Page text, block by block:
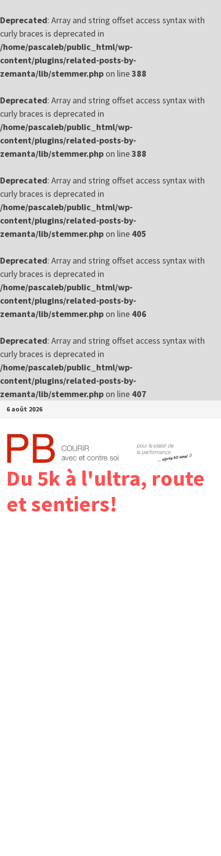
Deprecated: Array and string offset access syntax with
curly braces is deprecated in
/home/pascaleb/public_html/wp-
content/plugins/related-posts-by-
zemanta/lib/stemmer.php on line388
Deprecated: Array and string offset access syntax with
curly braces is deprecated in
/home/pascaleb/public_html/wp-
content/plugins/related-posts-by-
zemanta/lib/stemmer.php on line388
Deprecated: Array and string offset access syntax with
curly braces is deprecated in
/home/pascaleb/public_html/wp-
content/plugins/related-posts-by-
zemanta/lib/stemmer.php on line 405
Deprecated: Array and string offset access syntax with
curly braces is deprecated in
/home/pascaleb/public_html/wp-
content/plugins/related-posts-by-
zemanta/lib/stemmer.php on line 406
Deprecated: Array and string offset access syntax with
curly braces is deprecated in
/home/pascaleb/public_html/wp-
content/plugins/related-posts-by-
zemanta/lib/stemmer.php on line 407
Passer
contenu
6 août 2026
Du 5k à l'ultra, route
et sentiers!